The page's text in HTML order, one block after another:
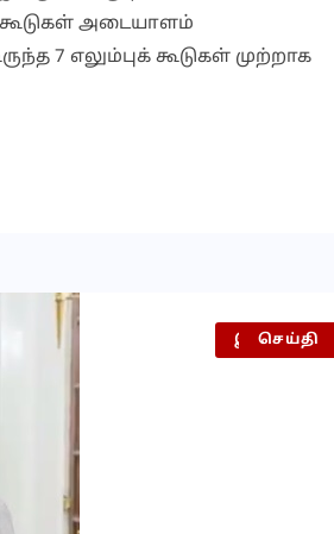
கூடுகள் அடையாளம்
7 எலும்புக் கூடுகள் முற்றாக
இலங்கை
செய்தி